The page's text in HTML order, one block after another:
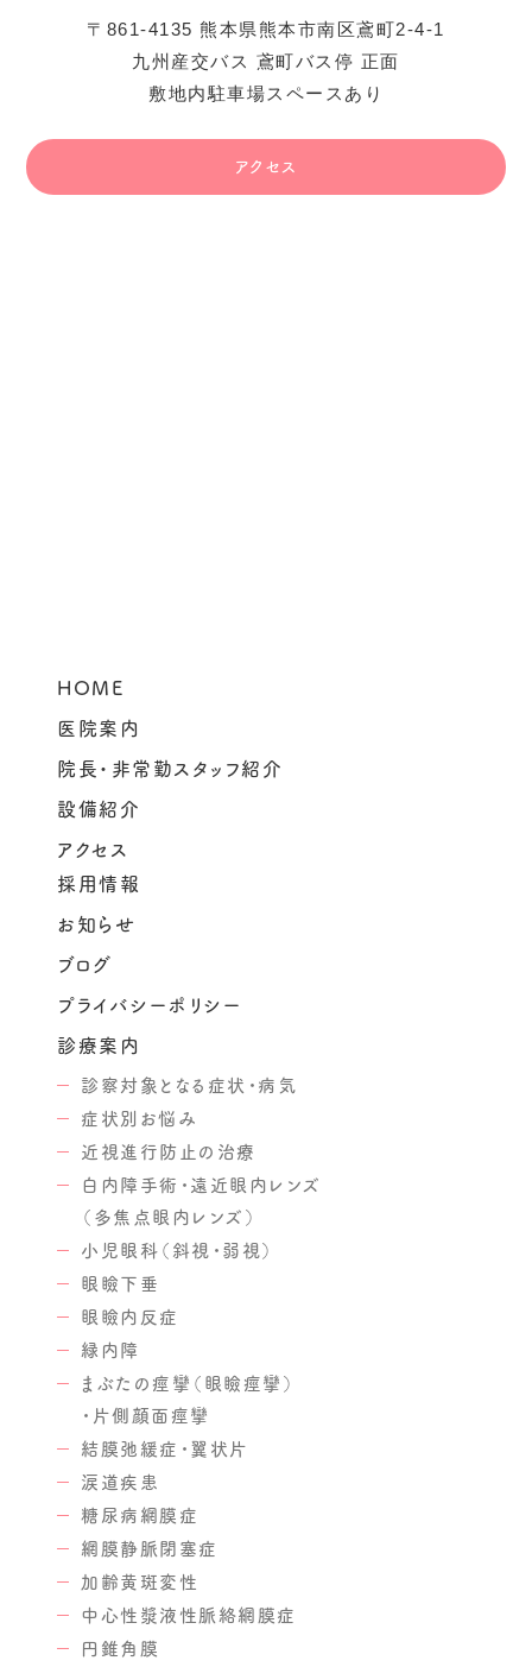
〒861-4135 熊本県熊本市南区鳶町2-4-1
九州産交バス 鳶町バス停 正面
敷地内駐車場スペースあり
アクセス
HOME
医院案内
院長・非常勤スタッフ紹介
設備紹介
アクセス
採用情報
お知らせ
ブログ
プライバシーポリシー
診療案内
診察対象となる症状・病気
症状別お悩み
近視進行防止の治療
白内障手術・遠近眼内レンズ
（多焦点眼内レンズ）
小児眼科（斜視・弱視）
眼瞼下垂
眼瞼内反症
緑内障
まぶたの痙攣（眼瞼痙攣）
・片側顔面痙攣
結膜弛緩症・翼状片
涙道疾患
糖尿病網膜症
網膜静脈閉塞症
加齢黄斑変性
中心性漿液性脈絡網膜症
円錐角膜